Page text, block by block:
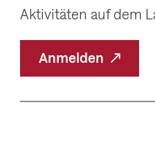
Aktivitäten auf dem
Anmelden